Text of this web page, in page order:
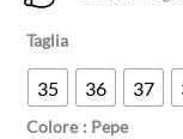
Taglia
35 36 37
Colore : Pepe